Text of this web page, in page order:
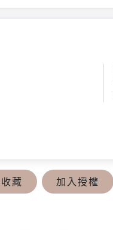
藏 加入授權